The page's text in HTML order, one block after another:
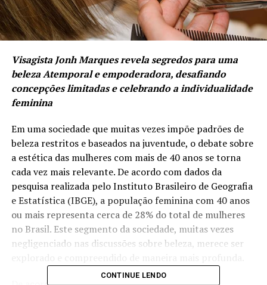
Visagista Jonh Marques revela segredos para uma
beleza Atemporal e empoderadora, desafiando
concepções limitadas e celebrando a individualidade
feminina
Em uma sociedade que muitas vezes impõe padrões de
beleza restritos e baseados na juventude, o debate sobre
a estética das mulheres com mais de 40 anos se torna
cada vez mais relevante. De acordo com dados da
pesquisa realizada pelo Instituto Brasileiro de Geografia
e Estatística (IBGE), a população feminina com 40 anos
ou mais representa cerca de 28% do total de mulheres
no Brasil. Este segmento da sociedade, muitas vezes
negligenciado nas discussões sobre beleza, merece ser
CONTINUE LENDO